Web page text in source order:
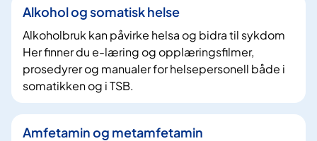
Alkohol og somatisk helse
Alkoholbruk kan påvirke helsa og bidra til sykdom
Her finner du e-læring og opplæringsfilmer,
prosedyrer og manualer for helsepersonell både i
somatikken og i TSB.
Amfetamin og metamfetamin